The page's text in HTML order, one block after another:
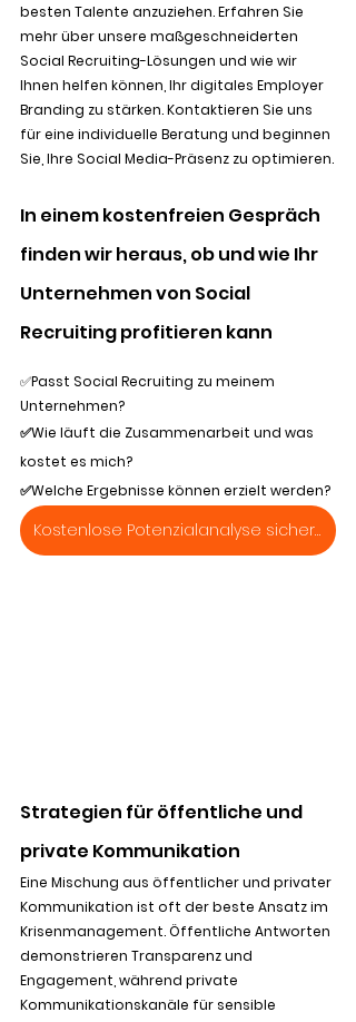
besten Talente anzuziehen. Erfahren Sie
mehr über unsere maßgeschneiderten
Social Recruiting-Lösungen und wie wir
Ihnen helfen können, Ihr digitales Employer
Branding zu stärken. Kontaktieren Sie uns
für eine individuelle Beratung und beginnen
Sie, Ihre Social Media-Präsenz zu optimieren.
In einem kostenfreien Gespräch
finden wir heraus, ob und wie Ihr
Unternehmen von Social
Recruiting profitieren kann
✅Passt Social Recruiting zu meinem
Unternehmen?
✅Wie läuft die Zusammenarbeit und was
kostet es mich?
✅Welche Ergebnisse können erzielt werden?
Kostenlose Potenzialanalyse sichern
Strategien für öffentliche und
private Kommunikation
Eine Mischung aus öffentlicher und privater
Kommunikation ist oft der beste Ansatz im
Krisenmanagement. Öffentliche Antworten
demonstrieren Transparenz und
Engagement, während private
Kommunikationskanäle für sensible